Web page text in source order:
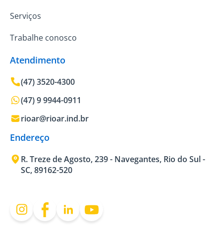
Serviços
Trabalhe conosco
Atendimento
(47) 3520-4300
(47) 9 9944-0911
rioar@rioar.ind.br
Endereço
R. Treze de Agosto, 239 - Navegantes, Rio do Sul -
SC, 89162-520